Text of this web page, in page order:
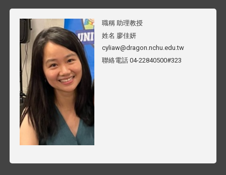
職稱 助理教授
姓名 廖佳妍
cyliaw@dragon.nchu.edu.tw
聯絡電話 04-22840500#323